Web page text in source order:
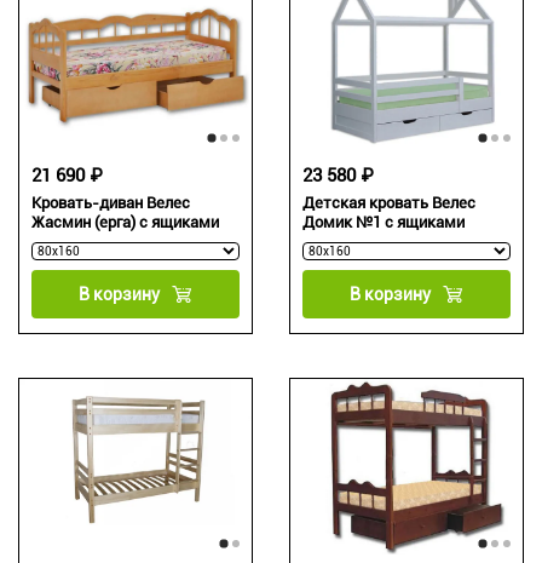
Кровать-диван Велес
Жасмин (ерга) с ящиками
21 690 ₽
В корзину
Детская кровать Велес
Домик №1 с ящиками
23 580 ₽
В корзину